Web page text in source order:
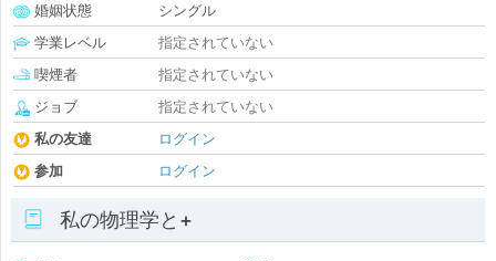
婚姻状態
シングル
学業レベル
指定されていない
喫煙者
指定されていない
ジョブ
指定されていない
私の友達
ログイン
参加
ログイン
私の物理学と+